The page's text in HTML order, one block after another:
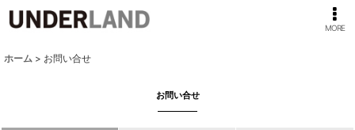
MORE
ホーム > お問い合せ
お問い合せ